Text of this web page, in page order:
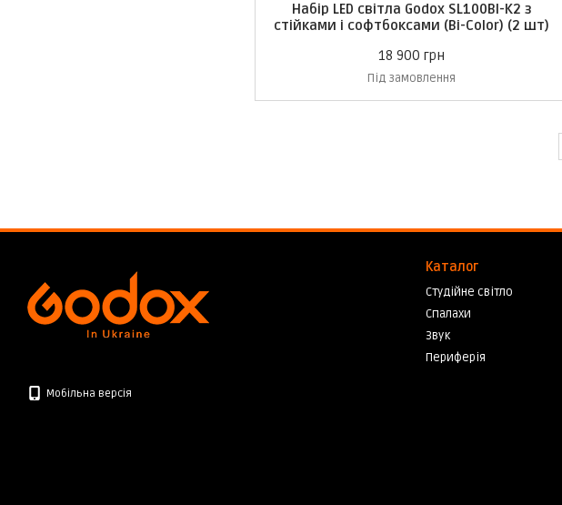
Набір LED світла Godox SL100BI-K2 з
стійками і софтбоксами (Bi-Color) (2 шт)
18 900 грн
Під замовлення
Мобільна версія
Каталог
Студійне світло
Спалахи
Звук
Периферія